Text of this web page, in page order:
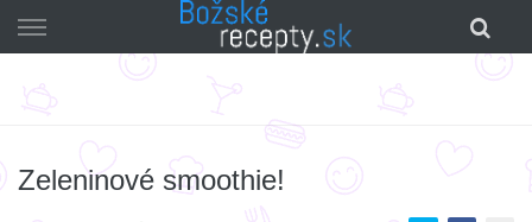
to
Zeleninové smoothie!